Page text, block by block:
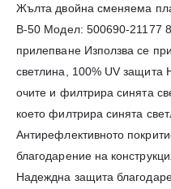
Жълта двойна сменяема
B-50 Модел: 500690-21177
прилепване Използва се
светлина, 100% UV защита
очите и филтрира синята
което филтрира синята
Антирефлективното
благодарение на
Надеждна защита